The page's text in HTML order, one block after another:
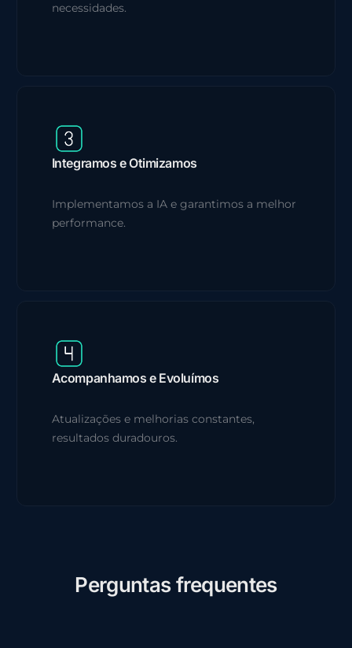
necessidades.
Integramos e Otimizamos
Implementamos a IA e garantimos a melhor
performance.
Acompanhamos e Evoluímos
Atualizações e melhorias constantes,
resultados duradouros.
Perguntas frequentes